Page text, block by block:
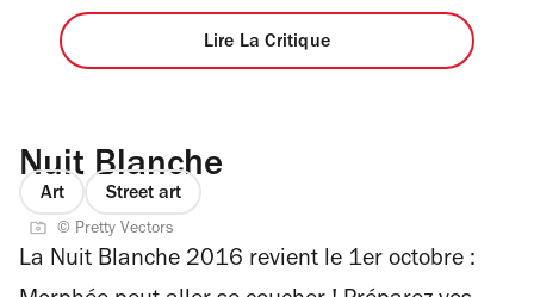
Lire La Critique
Nuit Blanche
Art Street art
© Pretty Vectors
La Nuit Blanche 2016 revient le 1er octobre :